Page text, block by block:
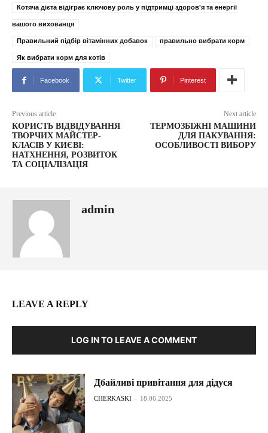
Котяча дієта відіграє ключову роль у підтримці здоров'я та енергії
вашого вихованця
Правильний підбір вітамінних добавок правильно вибрати корм
Як вибрати корм для котів
Facebook Twitter Pinterest
Previous article
КОРИСТЬ ВІДВІДУВАННЯ
ТВОРЧИХ МАЙСТЕР-
КЛАСІВ У КИЄВІ:
НАТХНЕННЯ, РОЗВИТОК
ТА СОЦІАЛІЗАЦІЯ
Next article
ТЕРМОЗБІЖНІ МАШИНИ
ДЛЯ ПАКУВАННЯ:
ОСОБЛИВОСТІ ВИБОРУ
admin
LEAVE A REPLY
LOG IN TO LEAVE A COMMENT
Дбайливі привітання для дідуся
CHERKASKI - 18.06.2025